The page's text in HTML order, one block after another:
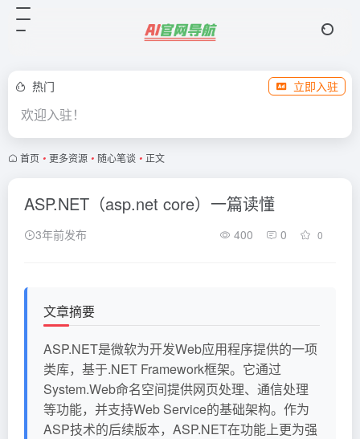
热门 立即入驻
欢迎入驻！
首页 • 更多资源 • 随心笔谈 • 正文
ASP.NET（asp.net core）一篇读懂
3年前发布 400 0 0
文章摘要
ASP.NET是微软为开发Web应用程序提供的一项
类库，基于.NET Framework框架。它通过
System.Web命名空间提供网页处理、通信处理
等功能，并支持Web Service的基础架构。作为
ASP技术的后续版本，ASP.NET在功能上更为强